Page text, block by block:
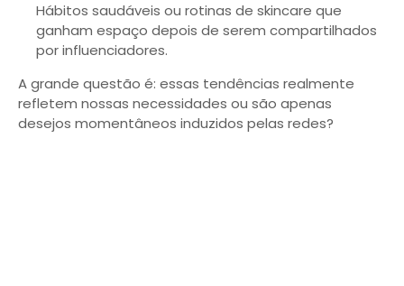
Hábitos saudáveis ou rotinas de skincare que
ganham espaço depois de serem compartilhados
por influenciadores.
A grande questão é: essas tendências realmente
refletem nossas necessidades ou são apenas
desejos momentâneos induzidos pelas redes?